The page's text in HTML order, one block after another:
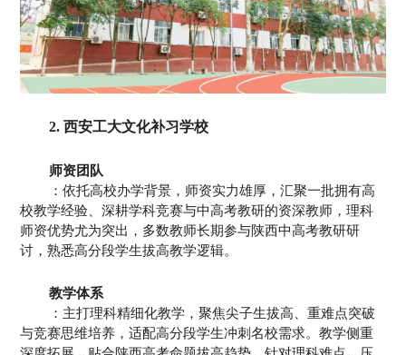
2. 西安工大文化补习学校
师资团队
：依托高校办学背景，师资实力雄厚，汇聚一批拥有高
校教学经验、深耕学科竞赛与中高考教研的资深教师，理科
师资优势尤为突出，多数教师长期参与陕西中高考教研研
讨，熟悉高分段学生拔高教学逻辑。
教学体系
：主打理科精细化教学，聚焦尖子生拔高、重难点突破
与竞赛思维培养，适配高分段学生冲刺名校需求。教学侧重